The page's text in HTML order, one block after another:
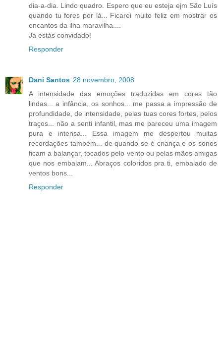
dia-a-dia. Lindo quadro. Espero que eu esteja ejm São Luís
quando tu fores por lá... Ficarei muito feliz em mostrar os
encantos da ilha maravilha....
Já estás convidado!
Responder
Dani Santos 28 novembro, 2008
A intensidade das emoções traduzidas em cores tão
lindas... a infância, os sonhos... me passa a impressão de
profundidade, de intensidade, pelas tuas cores fortes, pelos
traços... não a senti infantil, mas me pareceu uma imagem
pura e intensa... Essa imagem me despertou muitas
recordações também... de quando se é criança e os sonos
ficam a balançar, tocados pelo vento ou pelas mãos amigas
que nos embalam... Abraços coloridos pra ti, embalado de
ventos bons...
Responder